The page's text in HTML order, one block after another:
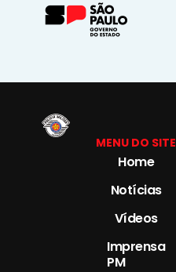
MENU DO SITE
Home
Notícias
Vídeos
Imprensa
PM